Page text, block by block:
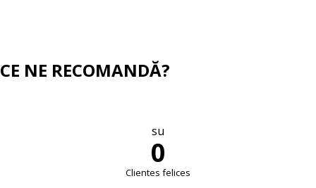
CE NE RECOMANDĂ?
su
0
Clientes felices